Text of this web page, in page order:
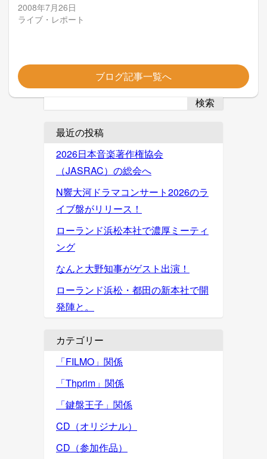
2008年7月26日
ライブ・レポート
ブログ記事一覧へ
検索
最近の投稿
2026日本音楽著作権協会
（JASRAC）の総会へ
N響大河ドラマコンサート2026のラ
イブ盤がリリース！
ローランド浜松本社で濃厚ミーティ
ング
なんと大野知事がゲスト出演！
ローランド浜松・都田の新本社で開
発陣と。
カテゴリー
「FILMO」関係
「Thprim」関係
「鍵盤王子」関係
CD（オリジナル）
CD（参加作品）